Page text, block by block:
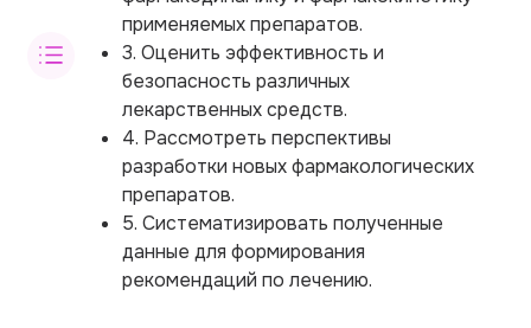
применяемых препаратов.
3. Оценить эффективность и
безопасность различных
лекарственных средств.
4. Рассмотреть перспективы
разработки новых фармакологических
препаратов.
5. Систематизировать полученные
данные для формирования
рекомендаций по лечению.